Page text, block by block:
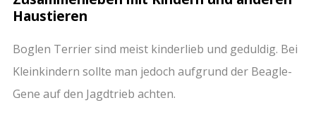
Haustieren
Boglen Terrier sind meist kinderlieb und geduldig. Bei
Kleinkindern sollte man jedoch aufgrund der Beagle-
Gene auf den Jagdtrieb achten.